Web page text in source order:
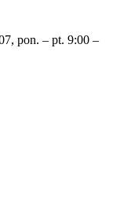
pon. – pt. 9:00 –